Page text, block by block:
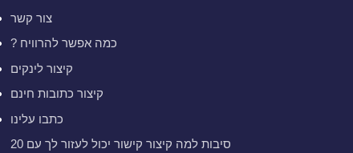
צור קשר
? כמה אפשר להרוויח
קיצור לינקים
קיצור כתובות חינם
כתבו עלינו
20 סיבות למה קיצור קישור יכול לעזור לך עם